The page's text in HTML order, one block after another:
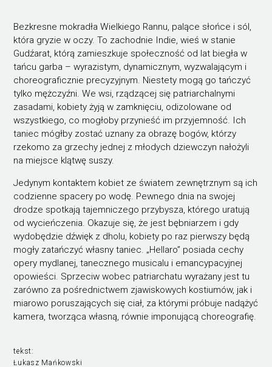
Bezkresne mokradła Wielkiego Rannu, palące słońce i sól,
która gryzie w oczy. To zachodnie Indie, wieś w stanie
Gudźarat, którą zamieszkuje społeczność od lat biegła w
tańcu garba – wyrazistym, dynamicznym, wyzwalającym i
choreograficznie precyzyjnym. Niestety mogą go tańczyć
tylko mężczyźni. We wsi, rządzącej się patriarchalnymi
zasadami, kobiety żyją w zamknięciu, odizolowane od
wszystkiego, co mogłoby przynieść im przyjemność. Ich
taniec mógłby zostać uznany za obrazę bogów, którzy
rzekomo za grzechy jednej z młodych dziewczyn nałożyli
na miejsce klątwę suszy.
Jedynym kontaktem kobiet ze światem zewnętrznym są ich
codzienne spacery po wodę. Pewnego dnia na swojej
drodze spotkają tajemniczego przybysza, którego uratują
od wycieńczenia. Okazuje się, że jest bębniarzem i gdy
wydobędzie dźwięk z dholu, kobiety po raz pierwszy będą
mogły zatańczyć własny taniec. „Hellaro” posiada cechy
opery mydlanej, tanecznego musicalu i emancypacyjnej
opowieści. Sprzeciw wobec patriarchatu wyrażany jest tu
zarówno za pośrednictwem zjawiskowych kostiumów, jak i
miarowo poruszających się ciał, za którymi próbuje nadążyć
kamera, tworząca własną, równie imponującą choreografię.
tekst:
Łukasz Mańkowski